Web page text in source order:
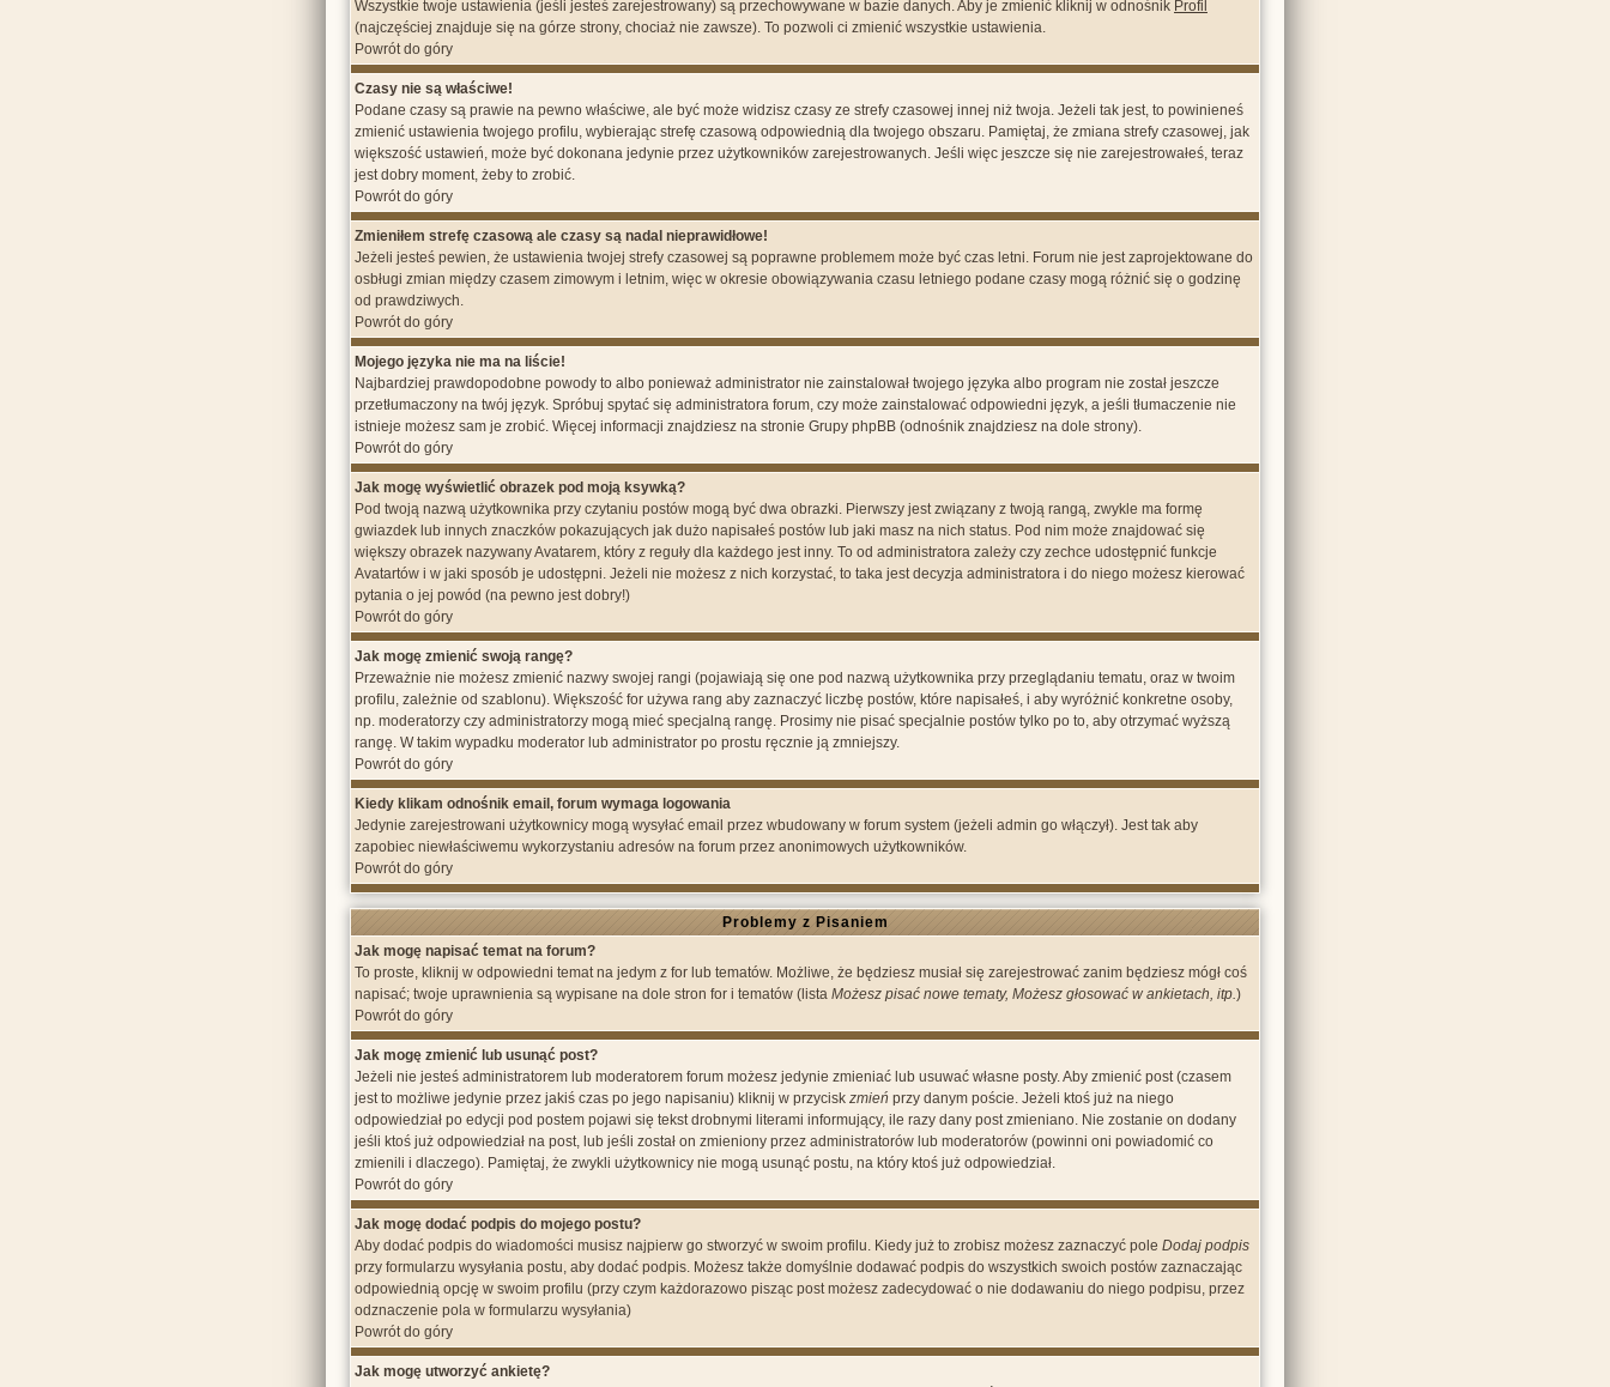
Wszystkie twoje ustawienia (jeśli jesteś zarejestrowany) są przechowywane w bazie danych. Aby je zmienić kliknij w odnośnik Profil
(najczęściej znajduje się na górze strony, chociaż nie zawsze). To pozwoli ci zmienić wszystkie ustawienia.
Powrót do góry
Czasy nie są właściwe!
Podane czasy są prawie na pewno właściwe, ale być może widzisz czasy ze strefy czasowej innej niż twoja. Jeżeli tak jest, to powinieneś
zmienić ustawienia twojego profilu, wybierając strefę czasową odpowiednią dla twojego obszaru. Pamiętaj, że zmiana strefy czasowej, jak
większość ustawień, może być dokonana jedynie przez użytkowników zarejestrowanych. Jeśli więc jeszcze się nie zarejestrowałeś, teraz
jest dobry moment, żeby to zrobić.
Powrót do góry
Zmieniłem strefę czasową ale czasy są nadal nieprawidłowe!
Jeżeli jesteś pewien, że ustawienia twojej strefy czasowej są poprawne problemem może być czas letni. Forum nie jest zaprojektowane do
osbługi zmian między czasem zimowym i letnim, więc w okresie obowiązywania czasu letniego podane czasy mogą różnić się o godzinę
od prawdziwych.
Powrót do góry
Mojego języka nie ma na liście!
Najbardziej prawdopodobne powody to albo ponieważ administrator nie zainstalował twojego języka albo program nie został jeszcze
przetłumaczony na twój język. Spróbuj spytać się administratora forum, czy może zainstalować odpowiedni język, a jeśli tłumaczenie nie
istnieje możesz sam je zrobić. Więcej informacji znajdziesz na stronie Grupy phpBB (odnośnik znajdziesz na dole strony).
Powrót do góry
Jak mogę wyświetlić obrazek pod moją ksywką?
Pod twoją nazwą użytkownika przy czytaniu postów mogą być dwa obrazki. Pierwszy jest związany z twoją rangą, zwykle ma formę
gwiazdek lub innych znaczków pokazujących jak dużo napisałeś postów lub jaki masz na nich status. Pod nim może znajdować się
większy obrazek nazywany Avatarem, który z reguły dla każdego jest inny. To od administratora zależy czy zechce udostępnić funkcje
Avatartów i w jaki sposób je udostępni. Jeżeli nie możesz z nich korzystać, to taka jest decyzja administratora i do niego możesz kierować
pytania o jej powód (na pewno jest dobry!)
Powrót do góry
Jak mogę zmienić swoją rangę?
Przeważnie nie możesz zmienić nazwy swojej rangi (pojawiają się one pod nazwą użytkownika przy przeglądaniu tematu, oraz w twoim
profilu, zależnie od szablonu). Większość for używa rang aby zaznaczyć liczbę postów, które napisałeś, i aby wyróżnić konkretne osoby,
np. moderatorzy czy administratorzy mogą mieć specjalną rangę. Prosimy nie pisać specjalnie postów tylko po to, aby otrzymać wyższą
rangę. W takim wypadku moderator lub administrator po prostu ręcznie ją zmniejszy.
Powrót do góry
Kiedy klikam odnośnik email, forum wymaga logowania
Jedynie zarejestrowani użytkownicy mogą wysyłać email przez wbudowany w forum system (jeżeli admin go włączył). Jest tak aby
zapobiec niewłaściwemu wykorzystaniu adresów na forum przez anonimowych użytkowników.
Powrót do góry
Problemy z Pisaniem
Jak mogę napisać temat na forum?
To proste, kliknij w odpowiedni temat na jedym z for lub tematów. Możliwe, że będziesz musiał się zarejestrować zanim będziesz mógł coś
napisać; twoje uprawnienia są wypisane na dole stron for i tematów (lista Możesz pisać nowe tematy, Możesz głosować w ankietach, itp.)
Powrót do góry
Jak mogę zmienić lub usunąć post?
Jeżeli nie jesteś administratorem lub moderatorem forum możesz jedynie zmieniać lub usuwać własne posty. Aby zmienić post (czasem
jest to możliwe jedynie przez jakiś czas po jego napisaniu) kliknij w przycisk zmień przy danym poście. Jeżeli ktoś już na niego
odpowiedział po edycji pod postem pojawi się tekst drobnymi literami informujący, ile razy dany post zmieniano. Nie zostanie on dodany
jeśli ktoś już odpowiedział na post, lub jeśli został on zmieniony przez administratorów lub moderatorów (powinni oni powiadomić co
zmienili i dlaczego). Pamiętaj, że zwykli użytkownicy nie mogą usunąć postu, na który ktoś już odpowiedział.
Powrót do góry
Jak mogę dodać podpis do mojego postu?
Aby dodać podpis do wiadomości musisz najpierw go stworzyć w swoim profilu. Kiedy już to zrobisz możesz zaznaczyć pole Dodaj podpis
przy formularzu wysyłania postu, aby dodać podpis. Możesz także domyślnie dodawać podpis do wszystkich swoich postów zaznaczając
odpowiednią opcję w swoim profilu (przy czym każdorazowo pisząc post możesz zadecydować o nie dodawaniu do niego podpisu, przez
odznaczenie pola w formularzu wysyłania)
Powrót do góry
Jak mogę utworzyć ankietę?